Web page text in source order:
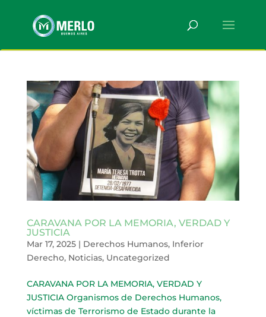
CARAVANA POR LA MEMORIA, VERDAD Y
JUSTICIA
Mar 17, 2025| Derechos Humanos, Inferior
Derecho, Noticias, Uncategorized
CARAVANA POR LA MEMORIA, VERDAD Y
JUSTICIA Organismos de Derechos Humanos,
víctimas de Terrorismo de Estado durante la